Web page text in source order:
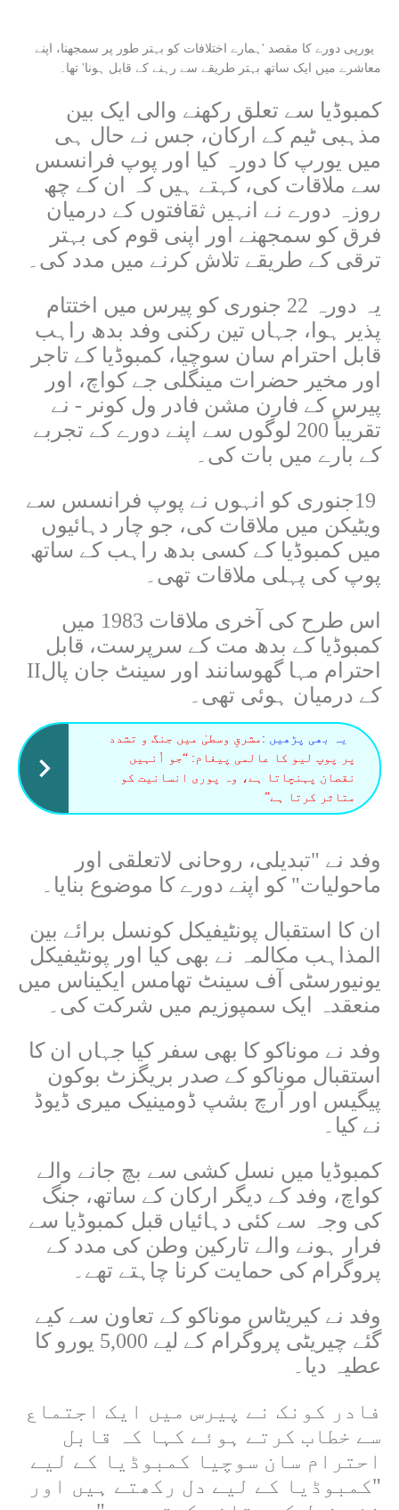
یورپی دورے کا مقصد 'ہمارے اختلافات کو بہتر طور پر سمجھنا، اپنے
معاشرے میں ایک ساتھ بہتر طریقے سے رہنے کے قابل ہونا' تھا۔
کمبوڈیا سے تعلق رکھنے والی ایک بین
مذہبی ٹیم کے ارکان، جس نے حال ہی
میں یورپ کا دورہ کیا اور پوپ فرانسس
سے ملاقات کی، کہتے ہیں کہ ان کے چھ
روزہ دورے نے انہیں ثقافتوں کے درمیان
فرق کو سمجھنے اور اپنی قوم کی بہتر
ترقی کے طریقے تلاش کرنے میں مدد کی۔
یہ دورہ 22 جنوری کو پیرس میں اختتام
پذیر ہوا، جہاں تین رکنی وفد بدھ راہب
قابل احترام سان سوچیا، کمبوڈیا کے تاجر
اور مخیر حضرات مینگلی جے کواچ، اور
پیرس کے فارن مشن فادر ول کونر - نے
تقریباً 200 لوگوں سے اپنے دورے کے تجربے
کے بارے میں بات کی۔
19جنوری کو انہوں نے پوپ فرانسس سے
ویٹیکن میں ملاقات کی، جو چار دہائیوں
میں کمبوڈیا کے کسی بدھ راہب کے ساتھ
پوپ کی پہلی ملاقات تھی۔
اس طرح کی آخری ملاقات 1983 میں
کمبوڈیا کے بدھ مت کے سرپرست، قابل
احترام مہا گھوسانند اور سینٹ جان پالII
کے درمیان ہوئی تھی۔
یہ بھی پڑھیں : مشرقِ وسطیٰ میں جنگ و تشدد
پر پوپ لیو کا عالمی پیغام: “جو اُنہیں
نقصان پہنچاتا ہے، وہ پوری انسانیت کو
متاثر کرتا ہے”
وفد نے "تبدیلی، روحانی لاتعلقی اور
ماحولیات" کو اپنے دورے کا موضوع بنایا۔
ان کا استقبال پونٹیفیکل کونسل برائے بین
المذاہب مکالمہ نے بھی کیا اور پونٹیفیکل
یونیورسٹی آف سینٹ تھامس ایکیناس میں
منعقدہ ایک سمپوزیم میں شرکت کی۔
وفد نے موناکو کا بھی سفر کیا جہاں ان کا
استقبال موناکو کے صدر بریگزٹ بوکون
پیگیس اور آرچ بشپ ڈومینیک میری ڈیوڈ
نے کیا۔
کمبوڈیا میں نسل کشی سے بچ جانے والے
کواچ، وفد کے دیگر ارکان کے ساتھ، جنگ
کی وجہ سے کئی دہائیاں قبل کمبوڈیا سے
فرار ہونے والے تارکین وطن کی مدد کے
پروگرام کی حمایت کرنا چاہتے تھے۔
وفد نے کیریٹاس موناکو کے تعاون سے کیے
گئے چیریٹی پروگرام کے لیے 5,000 یورو کا
عطیہ دیا۔
فادر کونک نے پیرس میں ایک اجتماع
سے خطاب کرتے ہوئے کہا کہ قابل
احترام سان سوچیا کمبوڈیا کے لیے
"کمبوڈیا کے لیے دل رکھتے ہیں اور